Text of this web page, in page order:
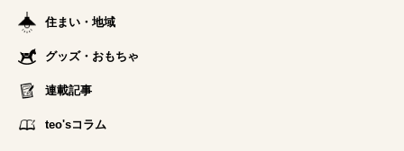
住まい・地域
グッズ・おもちゃ
連載記事
teo'sコラム